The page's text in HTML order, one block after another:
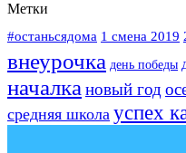
Метки
#останьсядома 1 смена 2019
внеурочка день победы
началкановый год
средняя школа успех